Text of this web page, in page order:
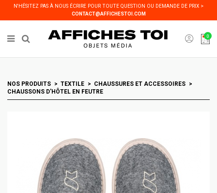
N'HÉSITEZ PAS À NOUS ÉCRIRE POUR TOUTE QUESTION OU DEMANDE DE PRIX >
CONTACT@AFFICHESTOI.COM
0
NOS PRODUITS TEXTILE
CHAUSSURES ET ACCESSOIRES
CHAUSSONS D'HÔTEL EN FEUTRE
Panneau de gestion des cookies